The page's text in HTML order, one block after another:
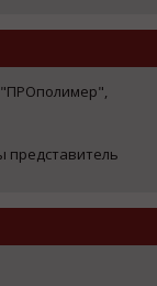
представитель